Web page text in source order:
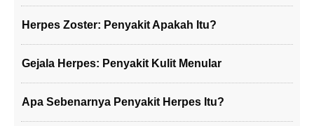
Herpes Zoster: Penyakit Apakah Itu?
Gejala Herpes: Penyakit Kulit Menular
Apa Sebenarnya Penyakit Herpes Itu?